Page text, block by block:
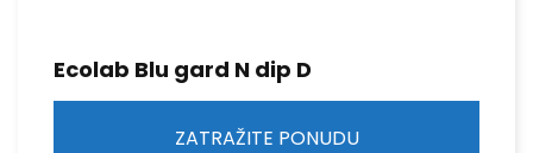
Ecolab Blu gard N dip D
ZATRAŽITE PONUDU